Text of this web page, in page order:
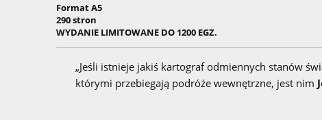
Format A5
290 stron
WYDANIE LIMITOWANE DO 1200 EGZ.
„Jeśli istnieje jakiś kartograf odmiennych stanów
którymi przebiegają podróże wewnętrzne, jest nim